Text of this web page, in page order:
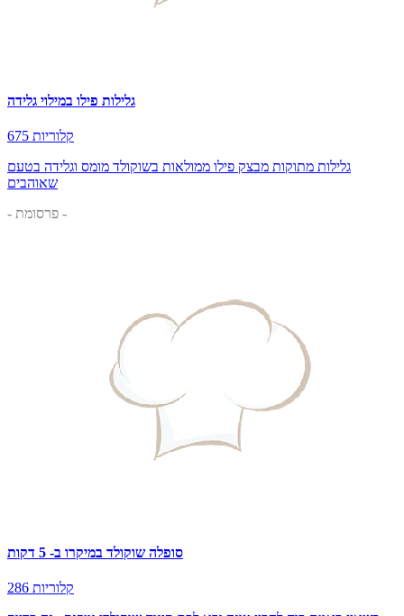
גלילות פילו במילוי גלידה
675 קלוריות
גלילות מתוקות מבצק פילו ממולאות בשוקולד מומס וגלידה בטעם
שאוהבים
- פרסומת -
סופלה שוקולד במיקרו ב- 5 דקות
286 קלוריות